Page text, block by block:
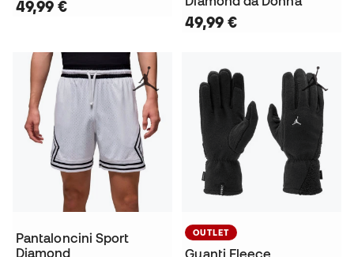
49,99 €
49,99 €
Pantaloncini Sport
Diamond
OUTLET
Guanti Fleece